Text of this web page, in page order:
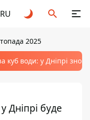
RU
2025
куб води: у Дніпрі
Дніпрі буде